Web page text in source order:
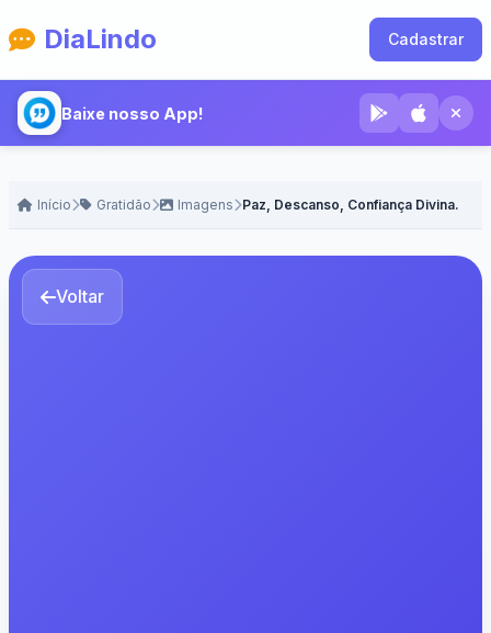
DiaLindo Cadastrar
Baixe nosso App!
Início Gratidão Imagens Paz, Descanso, Confiança Divina.
Voltar